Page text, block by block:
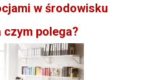
w środowisku
czym polega?